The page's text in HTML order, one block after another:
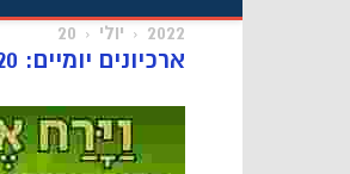
2022 יולי 20
ארכיונים יומיים: 20 ביולי 2022